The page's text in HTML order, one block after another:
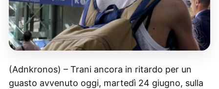
(Adnkronos) – Trani ancora in ritardo per un
guasto avvenuto oggi, martedì 24 giugno, sulla